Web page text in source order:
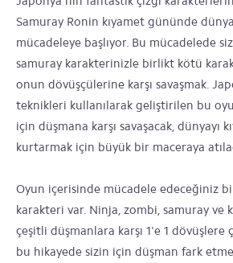
Samuray Ronin kıyamet gününde
mücadeleye başlıyor. Bu mücadelede
samuray karakterinizle birlikt kötü
onun dövüşçülerine karşı savaşmak.
teknikleri kullanılarak geliştirilen bu
için düşmana karşı savaşacak, dünyayı
kurtarmak için büyük bir maceraya
Oyun içerisinde mücadele edeceğiniz
karakteri var. Ninja, zombi, samuray ve
çeşitli düşmanlara karşı 1'e 1 dövüşlere
bu hikayede sizin için düşman fark